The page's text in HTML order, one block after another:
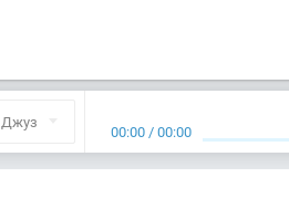
Джуз 00:00 /00:00